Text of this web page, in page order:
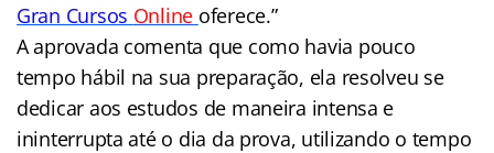
Gran Cursos Online oferece.”
A aprovada comenta que como havia pouco
tempo hábil na sua preparação, ela resolveu se
dedicar aos estudos de maneira intensa e
ininterrupta até o dia da prova, utilizando o tempo